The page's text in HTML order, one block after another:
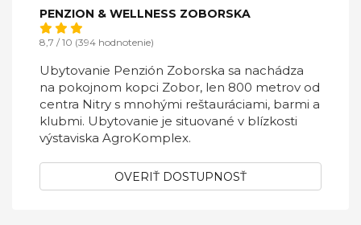
PENZION & WELLNESS ZOBORSKA
8,7 / 10 (394 hodnotenie)
Ubytovanie Penzión Zoborska sa nachádza
na pokojnom kopci Zobor, len 800 metrov od
centra Nitry s mnohými reštauráciami, barmi a
klubmi. Ubytovanie je situované v blízkosti
výstaviska AgroKomplex.
OVERIŤ DOSTUPNOSŤ